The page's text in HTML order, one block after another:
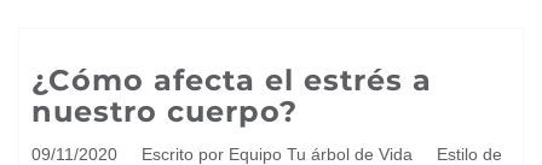
¿Cómo afecta el estrés a
nuestro cuerpo?
09/11/2020 Escrito por Equipo Tu árbol de Vida Estilo de